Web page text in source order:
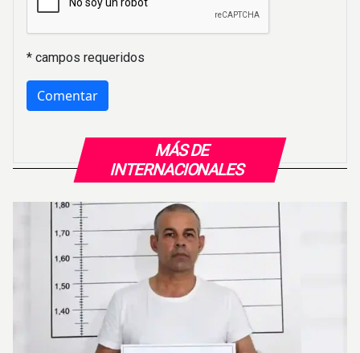
MÁS DE
INTERNACIONALES
* campos requeridos